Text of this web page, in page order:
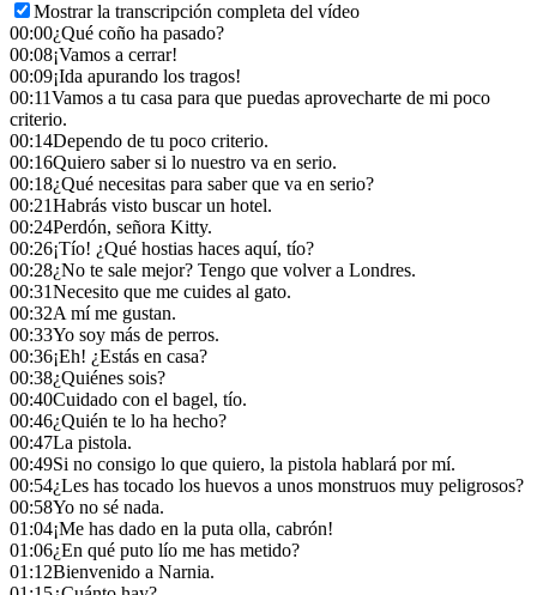
Mostrar la transcripción completa del vídeo
00:00¿Qué coño ha pasado?
00:08¡Vamos a cerrar!
00:09¡Ida apurando los tragos!
00:11Vamos a tu casa para que puedas aprovecharte de mi poco
criterio.
00:14Dependo de tu poco criterio.
00:16Quiero saber si lo nuestro va en serio.
00:18¿Qué necesitas para saber que va en serio?
00:21Habrás visto buscar un hotel.
00:24Perdón, señora Kitty.
00:26¡Tío! ¿Qué hostias haces aquí, tío?
00:28¿No te sale mejor? Tengo que volver a Londres.
00:31Necesito que me cuides al gato.
00:32A mí me gustan.
00:33Yo soy más de perros.
00:36¡Eh! ¿Estás en casa?
00:38¿Quiénes sois?
00:40Cuidado con el bagel, tío.
00:46¿Quién te lo ha hecho?
00:47La pistola.
00:49Si no consigo lo que quiero, la pistola hablará por mí.
00:54¿Les has tocado los huevos a unos monstruos muy peligrosos?
00:58Yo no sé nada.
01:04¡Me has dado en la puta olla, cabrón!
01:06¿En qué puto lío me has metido?
01:12Bienvenido a Narnia.